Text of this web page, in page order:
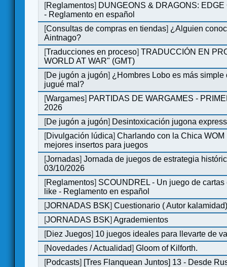
[Reglamentos] DUNGEONS & DRAGONS:
- Reglamento en español
[Consultas de compras en tiendas] ¿Alguien
Aintnago?
[Traducciones en proceso]TRADUCCIÓN EN
WORLD AT WAR" (GMT)
[De jugón a jugón] ¿Hombres Lobo es más simple
jugué mal?
[Wargames] PARTIDAS DE WARGAMES -
2026
[De jugón a jugón] Desintoxicación jugona express
[Divulgación lúdica]Charlando con la Chica WOM
mejores insertos para juegos
[Jornadas]Jornada de juegos de estrategia
03/10/2026
[Reglamentos] SCOUNDREL - Un juego de
like - Reglamento en español
[JORNADAS BSK]Cuestionario ( Autor
[JORNADAS BSK]Agrademientos
[Diez Juegos] 10 juegos ideales para llevarte de
[Novedades / Actualidad]Gloom of Kilforth.
[Podcasts] [Tres Flanquean Juntos] 13 - Desde